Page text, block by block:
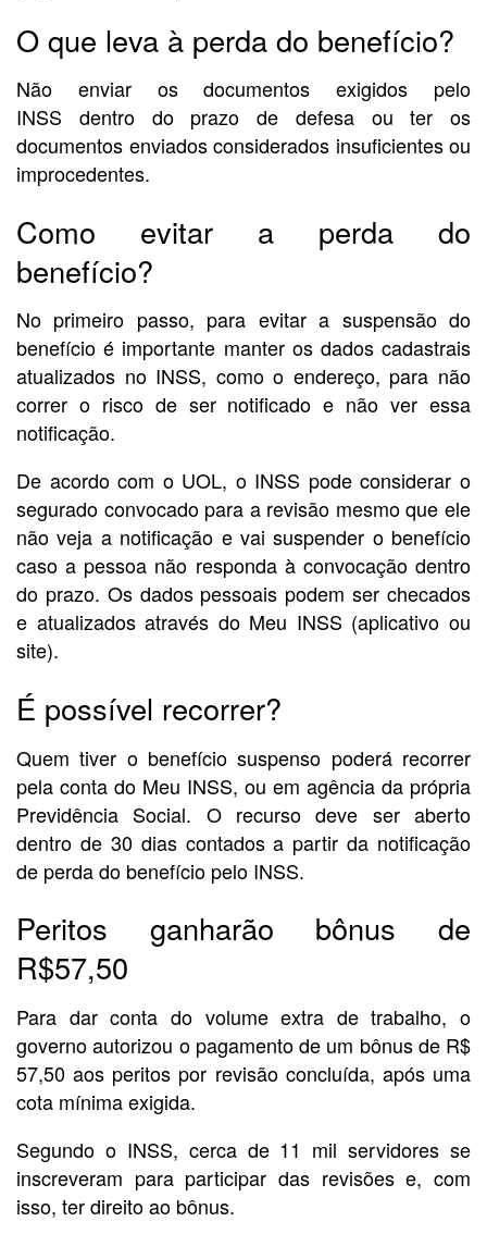
O que leva à perda do benefício?
Não enviar os documentos exigidos pelo
INSS dentro do prazo de defesa ou ter os
documentos enviados considerados insuficientes ou
improcedentes.
Como evitar a perda do
benefício?
No primeiro passo, para evitar a suspensão do
benefício é importante manter os dados cadastrais
atualizados no INSS, como o endereço, para não
correr o risco de ser notificado e não ver essa
notificação.
De acordo com o UOL, o INSS pode considerar o
segurado convocado para a revisão mesmo que ele
não veja a notificação e vai suspender o benefício
caso a pessoa não responda à convocação dentro
do prazo. Os dados pessoais podem ser checados
e atualizados através do Meu INSS (aplicativo ou
site).
É possível recorrer?
Quem tiver o benefício suspenso poderá recorrer
pela conta do Meu INSS, ou em agência da própria
Previdência Social. O recurso deve ser aberto
dentro de 30 dias contados a partir da notificação
de perda do benefício pelo INSS.
Peritos ganharão bônus de
R$57,50
Para dar conta do volume extra de trabalho, o
governo autorizou o pagamento de um bônus de R$
57,50 aos peritos por revisão concluída, após uma
cota mínima exigida.
Segundo o INSS, cerca de 11 mil servidores se
inscreveram para participar das revisões e, com
isso, ter direito ao bônus.